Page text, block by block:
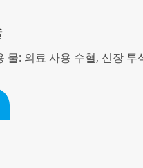
물: 의료 사용 수혈, 신장